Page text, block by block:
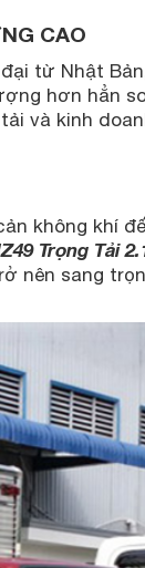
CAO
từ Nhật
hơn hẳn
và kinh
không khí
Trọng Tải
nên sang